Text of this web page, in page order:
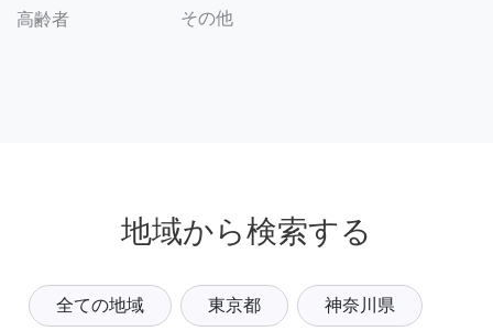
高齢者 その他
地域から検索する
全ての地域 東京都 神奈川県